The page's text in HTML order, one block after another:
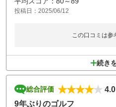
投稿日：2025/06/12
この口コミは参
続き
総合評価
4.0
9年ぶりのゴルフ